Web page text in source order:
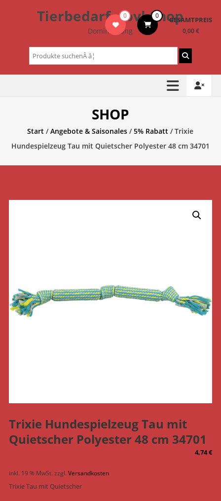
Tierbedarf – bvl-Shop
Dominik Lang
0 0 GESAMTPREIS
0,00 €
Suchen
nach:
SHOP
Start /Angebote & Saisonales /5% Rabatt / Trixie
Hundespielzeug Tau mit Quietscher Polyester 48 cm 34701
Trixie Hundespielzeug Tau mit
Quietscher Polyester 48 cm 34701
4,74€
inkl. 19 % MwSt. zzgl. Versandkosten
Trixie Tau mit Quietscher